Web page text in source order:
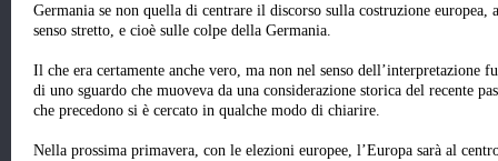
Germania se non quella di centrare il discorso sulla costruzione
senso stretto, e cioè sulle colpe della Germania.
Il che era certamente anche vero, ma non nel senso dell’interpretazione
di uno sguardo che muoveva da una considerazione storica del recente
che precedono si è cercato in qualche modo di chiarire.
Nella prossima primavera, con le elezioni europee, l’Europa sarà al